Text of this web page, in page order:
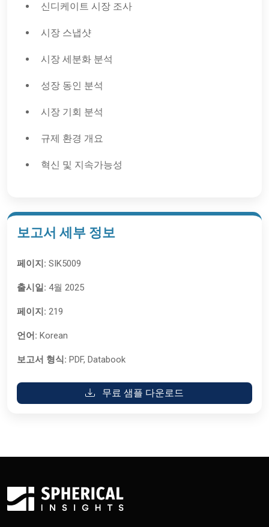
신디케이트 시장 조사
시장 스냅샷
시장 세분화 분석
성장 동인 분석
시장 기회 분석
규제 환경 개요
혁신 및 지속가능성
보고서 세부 정보
페이지: SIK5009
출시일: 4월 2025
페이지: 219
언어: Korean
보고서 형식: PDF, Databook
무료 샘플 다운로드